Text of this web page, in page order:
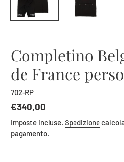
Completino
de France
702-RP
Prezzo
di
listino
€340,00
Imposte incluse. Spedizione
pagamento.